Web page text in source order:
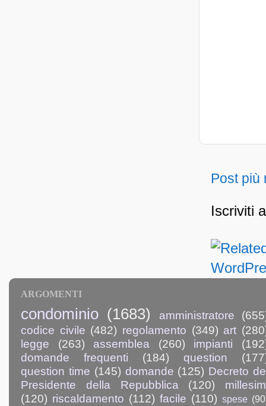
Post più
Iscriviti
ARGOMENTI
condominio (1683) amministratore
codice civile (482) regolamento (349) art
legge
(263) assemblea (260) impianti
domande frequenti
(184) question
question time (145) domande (125) Decreto
Presidente della Repubblica
(120)
(120) riscaldamento (112) facile (110) spese